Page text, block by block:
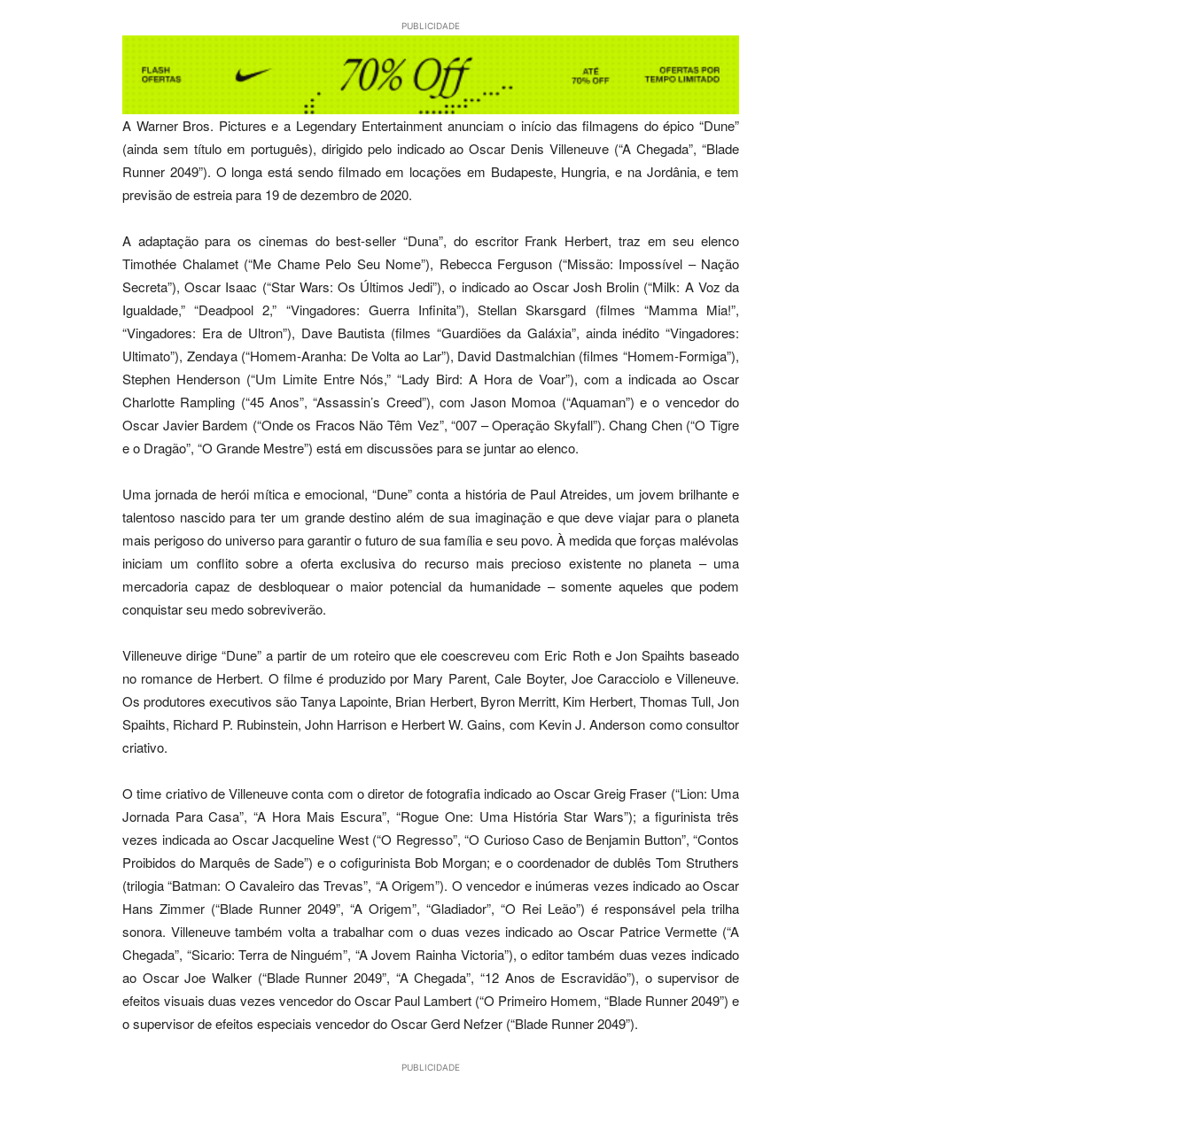
PUBLICIDADE
A Warner Bros. Pictures e a Legendary Entertainment anunciam o início das filmagens do épico “Dune”
(ainda sem título em português), dirigido pelo indicado ao Oscar Denis Villeneuve (“A Chegada”, “Blade
Runner 2049”). O longa está sendo filmado em locações em Budapeste, Hungria, e na Jordânia, e tem
previsão de estreia para 19 de dezembro de 2020.
A adaptação para os cinemas do best-seller “Duna”, do escritor Frank Herbert, traz em seu elenco
Timothée Chalamet (“Me Chame Pelo Seu Nome”), Rebecca Ferguson (“Missão: Impossível – Nação
Secreta”), Oscar Isaac (“Star Wars: Os Últimos Jedi”), o indicado ao Oscar Josh Brolin (“Milk: A Voz da
Igualdade,” “Deadpool 2,” “Vingadores: Guerra Infinita”), Stellan Skarsgard (filmes “Mamma Mia!”,
“Vingadores: Era de Ultron”), Dave Bautista (filmes “Guardiões da Galáxia”, ainda inédito “Vingadores:
Ultimato”), Zendaya (“Homem-Aranha: De Volta ao Lar”), David Dastmalchian (filmes “Homem-Formiga”),
Stephen Henderson (“Um Limite Entre Nós,” “Lady Bird: A Hora de Voar”), com a indicada ao Oscar
Charlotte Rampling (“45 Anos”, “Assassin’s Creed”), com Jason Momoa (“Aquaman”) e o vencedor do
Oscar Javier Bardem (“Onde os Fracos Não Têm Vez”, “007 – Operação Skyfall”). Chang Chen (“O Tigre
e o Dragão”, “O Grande Mestre”) está em discussões para se juntar ao elenco.
Uma jornada de herói mítica e emocional, “Dune” conta a história de Paul Atreides, um jovem brilhante e
talentoso nascido para ter um grande destino além de sua imaginação e que deve viajar para o planeta
mais perigoso do universo para garantir o futuro de sua família e seu povo. À medida que forças malévolas
iniciam um conflito sobre a oferta exclusiva do recurso mais precioso existente no planeta – uma
mercadoria capaz de desbloquear o maior potencial da humanidade – somente aqueles que podem
conquistar seu medo sobreviverão.
Villeneuve dirige “Dune” a partir de um roteiro que ele coescreveu com Eric Roth e Jon Spaihts baseado
no romance de Herbert. O filme é produzido por Mary Parent, Cale Boyter, Joe Caracciolo e Villeneuve.
Os produtores executivos são Tanya Lapointe, Brian Herbert, Byron Merritt, Kim Herbert, Thomas Tull, Jon
Spaihts, Richard P. Rubinstein, John Harrison e Herbert W. Gains, com Kevin J. Anderson como consultor
criativo.
O time criativo de Villeneuve conta com o diretor de fotografia indicado ao Oscar Greig Fraser (“Lion: Uma
Jornada Para Casa”, “A Hora Mais Escura”, “Rogue One: Uma História Star Wars”); a figurinista três
vezes indicada ao Oscar Jacqueline West (“O Regresso”, “O Curioso Caso de Benjamin Button”, “Contos
Proibidos do Marquês de Sade”) e o cofigurinista Bob Morgan; e o coordenador de dublês Tom Struthers
(trilogia “Batman: O Cavaleiro das Trevas”, “A Origem”). O vencedor e inúmeras vezes indicado ao Oscar
Hans Zimmer (“Blade Runner 2049”, “A Origem”, “Gladiador”, “O Rei Leão”) é responsável pela trilha
sonora. Villeneuve também volta a trabalhar com o duas vezes indicado ao Oscar Patrice Vermette (“A
Chegada”, “Sicario: Terra de Ninguém”, “A Jovem Rainha Victoria”), o editor também duas vezes indicado
ao Oscar Joe Walker (“Blade Runner 2049”, “A Chegada”, “12 Anos de Escravidão”), o supervisor de
efeitos visuais duas vezes vencedor do Oscar Paul Lambert (“O Primeiro Homem, “Blade Runner 2049”) e
o supervisor de efeitos especiais vencedor do Oscar Gerd Nefzer (“Blade Runner 2049”).
PUBLICIDADE